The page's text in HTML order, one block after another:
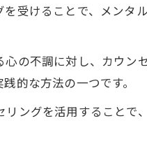
受けることで、メンタ
の不調に対し、カウン
的な方法の一つです。
ングを活用することで